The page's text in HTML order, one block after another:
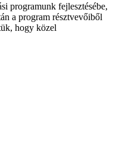
programunk fejlesztésébe,
a program résztvevőiből
hogy közel